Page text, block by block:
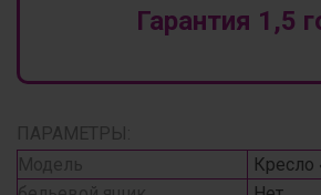
Гарантия 1,5
ПАРАМЕТРЫ:
Модель
Кресло